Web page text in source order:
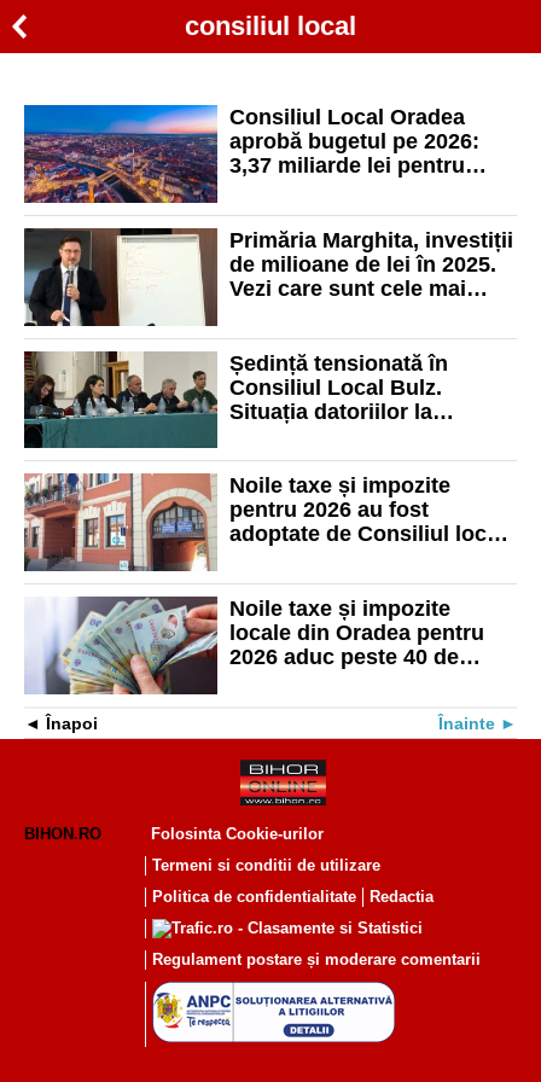
consiliul local
Consiliul Local Oradea
aprobă bugetul pe 2026:
3,37 miliarde lei pentru
majore
Primăria Marghita, investiții
de milioane de lei în 2025.
Vezi care sunt cele mai
Ședință tensionată în
Consiliul Local Bulz.
Situația datoriilor la
prefectului Marcel Dragoș
Noile taxe și impozite
pentru 2026 au fost
adoptate de Consiliul local
acestea
Noile taxe și impozite
locale din Oradea pentru
2026 aduc peste 40 de
Înapoi Înainte
BIHON.RO
Folosinta Cookie-urilor
Termeni si conditii de utilizare
Politica de confidentialitate
Redactia
Regulament postare și moderare comentarii